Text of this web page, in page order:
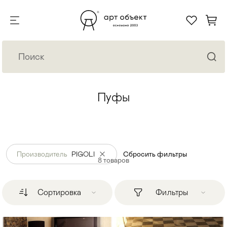
Пуфы
Производитель PIGOLI Сбросить фильтры
8товаров
Сортировка Фильтры